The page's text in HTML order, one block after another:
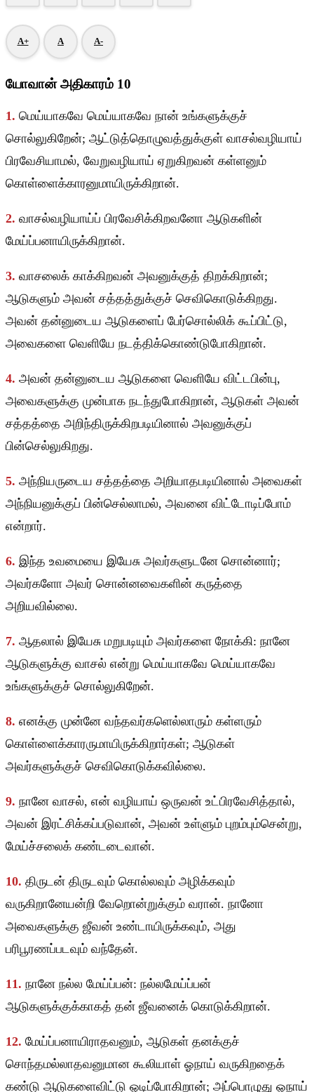
A+ A A-
யோவான் அதிகாரம் 10
1. மெய்யாகவே மெய்யாகவே நான் உங்களுக்குச்
சொல்லுகிறேன்; ஆட்டுத்தொழுவத்துக்குள் வாசல்வழியாய்
பிரவேசியாமல், வேறுவழியாய் ஏறுகிறவன் கள்ளனும்
கொள்ளைக்காரனுமாயிருக்கிறான்.
2. வாசல்வழியாய்ப் பிரவேசிக்கிறவனோ ஆடுகளின்
மேய்ப்பனாயிருக்கிறான்.
3. வாசலைக் காக்கிறவன் அவனுக்குத் திறக்கிறான்;
ஆடுகளும் அவன் சத்தத்துக்குச் செவிகொடுக்கிறது.
அவன் தன்னுடைய ஆடுகளைப் பேர்சொல்லிக் கூப்பிட்டு,
அவைகளை வெளியே நடத்திக்கொண்டுபோகிறான்.
4. அவன் தன்னுடைய ஆடுகளை வெளியே விட்டபின்பு,
அவைகளுக்கு முன்பாக நடந்துபோகிறான், ஆடுகள் அவன்
சத்தத்தை அறிந்திருக்கிறபடியினால் அவனுக்குப்
பின்செல்லுகிறது.
5. அந்நியருடைய சத்தத்தை அறியாதபடியினால் அவைகள்
அந்நியனுக்குப் பின்செல்லாமல், அவனை விட்டோடிப்போம்
என்றார்.
6. இந்த உவமையை இயேசு அவர்களுடனே சொன்னார்;
அவர்களோ அவர் சொன்னவைகளின் கருத்தை
அறியவில்லை.
7. ஆதலால் இயேசு மறுபடியும் அவர்களை நோக்கி: நானே
ஆடுகளுக்கு வாசல் என்று மெய்யாகவே மெய்யாகவே
உங்களுக்குச் சொல்லுகிறேன்.
8. எனக்கு முன்னே வந்தவர்களெல்லாரும் கள்ளரும்
கொள்ளைக்காரருமாயிருக்கிறார்கள்; ஆடுகள்
அவர்களுக்குச் செவிகொடுக்கவில்லை.
9. நானே வாசல், என் வழியாய் ஒருவன் உட்பிரவேசித்தால்,
அவன் இரட்சிக்கப்படுவான், அவன் உள்ளும் புறம்பும்சென்று,
மேய்ச்சலைக் கண்டடைவான்.
10. திருடன் திருடவும் கொல்லவும் அழிக்கவும்
வருகிறானேயன்றி வேறொன்றுக்கும் வரான். நானோ
அவைகளுக்கு ஜீவன் உண்டாயிருக்கவும், அது
பரிபூரணப்படவும் வந்தேன்.
11. நானே நல்ல மேய்ப்பன்: நல்லமேய்ப்பன்
ஆடுகளுக்குக்காகத் தன் ஜீவனைக் கொடுக்கிறான்.
12. மேய்ப்பனாயிராதவனும், ஆடுகள் தனக்குச்
சொந்தமல்லாதவனுமான கூலியாள் ஓநாய் வருகிறதைக்
கண்டு ஆடுகளைவிட்டு ஓடிப்போகிறான்; அப்பொழுது ஓநாய்